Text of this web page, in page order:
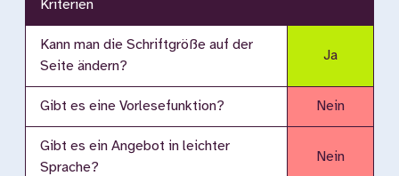
Kriterien
Kann man die Schriftgröße auf der
Seite ändern?
Ja
Gibt es eine Vorlesefunktion? Nein
Gibt es ein Angebot in leichter
Sprache?
Nein